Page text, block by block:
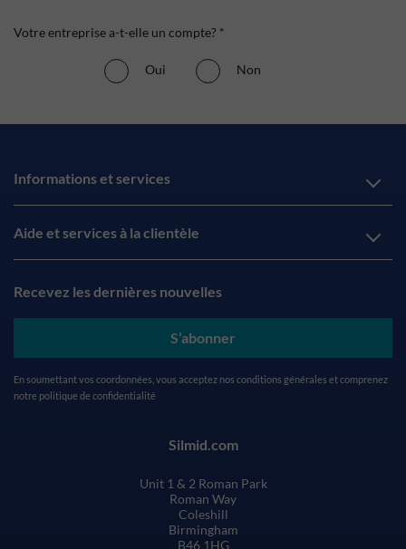
Votre entreprise a-t-elle un compte? *
Oui Non
Informations et services
Aide et services à la clientèle
Recevez les dernières nouvelles
S’abonner
En soumettant vos coordonnées, vous acceptez nos conditions générales et comprenez
notre politique de confidentialité
Silmid.com
Unit 1 & 2 Roman Park
Roman Way
Coleshill
Birmingham
B46 1HG